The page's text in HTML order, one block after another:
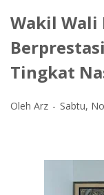
Wakil Wali
Tingkat
Oleh Arz Sabtu,